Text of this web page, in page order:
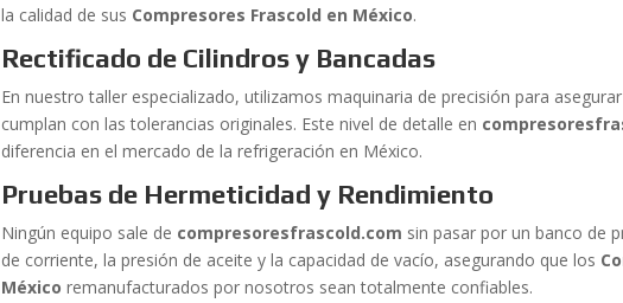
la calidad de sus Compresores Frascold en México.
Rectificado de Cilindros y Bancadas
En nuestro taller especializado, utilizamos maquinaria de precisión para
cumplan con las tolerancias originales. Este nivel de detalle en
diferencia en el mercado de la refrigeración en México.
Pruebas de Hermeticidad y Rendimiento
Ningún equipo sale de compresoresfrascold.com sin pasar por un banco de
de corriente, la presión de aceite y la capacidad de vacío, asegurando que los
México remanufacturados por nosotros sean totalmente confiables.